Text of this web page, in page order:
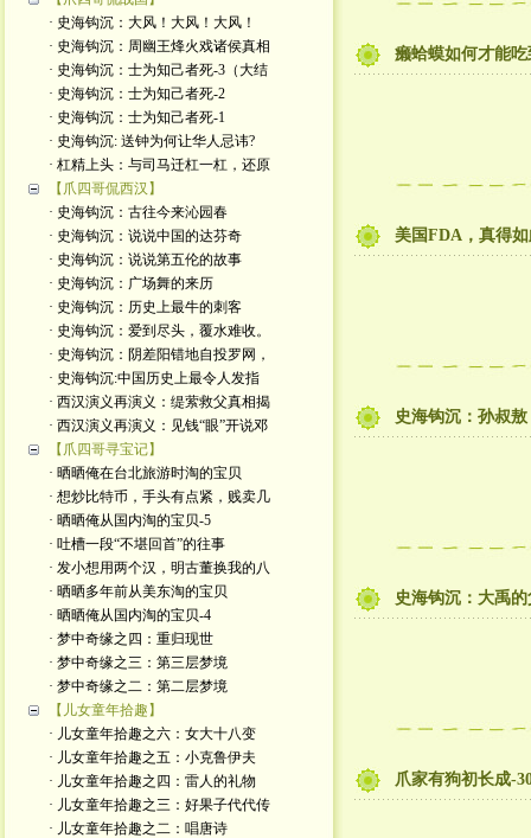
· 史海钩沉：大风！大风！大风！
· 史海钩沉：周幽王烽火戏诸侯真相
· 史海钩沉：士为知己者死-3（大结
· 史海钩沉：士为知己者死-2
· 史海钩沉：士为知己者死-1
· 史海钩沉: 送钟为何让华人忌讳?
· 杠精上头：与司马迁杠一杠，还原
【爪四哥侃西汉】
· 史海钩沉：古往今来沁园春
· 史海钩沉：说说中国的达芬奇
· 史海钩沉：说说第五伦的故事
· 史海钩沉：广场舞的来历
· 史海钩沉：历史上最牛的刺客
· 史海钩沉：爱到尽头，覆水难收。
· 史海钩沉：阴差阳错地自投罗网，
· 史海钩沉:中国历史上最令人发指
· 西汉演义再演义：缇萦救父真相揭
· 西汉演义再演义：见钱“眼”开说邓
【爪四哥寻宝记】
· 晒晒俺在台北旅游时淘的宝贝
· 想炒比特币，手头有点紧，贱卖几
· 晒晒俺从国内淘的宝贝-5
· 吐槽一段“不堪回首”的往事
· 发小想用两个汉，明古董换我的八
· 晒晒多年前从美东淘的宝贝
· 晒晒俺从国内淘的宝贝-4
· 梦中奇缘之四：重归现世
· 梦中奇缘之三：第三层梦境
· 梦中奇缘之二：第二层梦境
【儿女童年拾趣】
· 儿女童年拾趣之六：女大十八变
· 儿女童年拾趣之五：小克鲁伊夫
· 儿女童年拾趣之四：雷人的礼物
· 儿女童年拾趣之三：好果子代代传
· 儿女童年拾趣之二：唱唐诗
癞蛤蟆如何才能
美国FDA，真得
史海钩沉：孙叔
史海钩沉：大禹
爪家有狗初长成-